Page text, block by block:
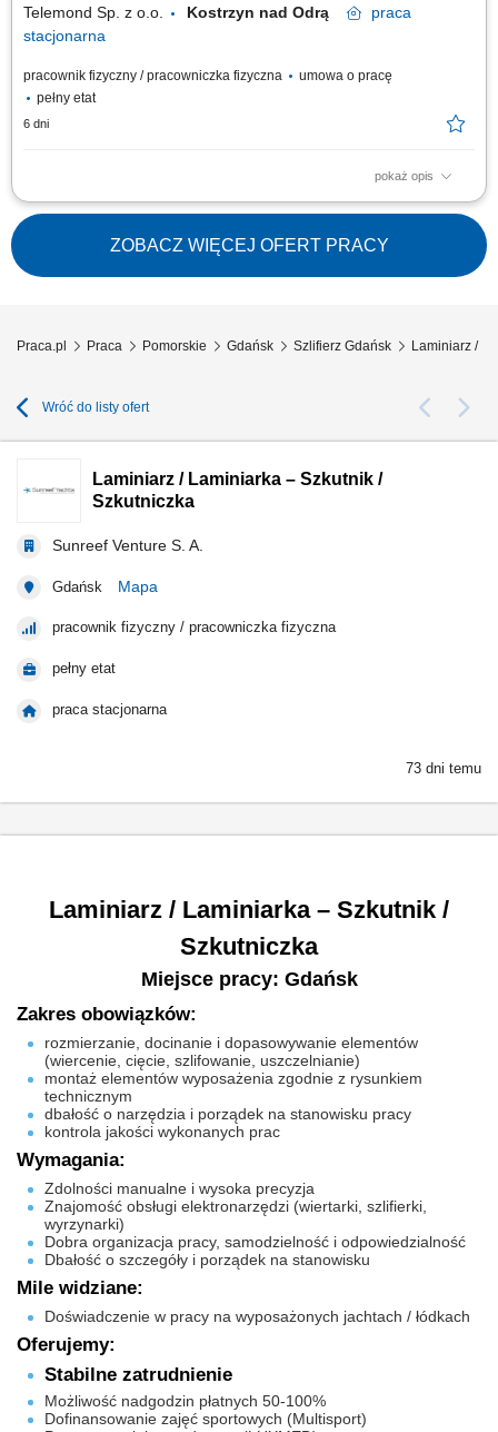
Telemond Sp. z o.o. Kostrzyn nad Odrą
praca
stacjonarna
pracownik fizyczny / pracowniczka fizyczna
umowa o pracę
pełny etat
6 dni
pokaż opis
Czym się będziesz zajmować: Szlifowaniem elementów; Kontrolą jakości
wykonanych detali; Dbaniem o powierzone mienie oraz o porządek na
stanowisku pracy.ZOBACZ WIĘCEJ OFERT PRACY
Praca.pl Praca Pomorskie Gdańsk Szlifierz Gdańsk Laminiarz /
Wróć do listy ofert
Laminiarz / Laminiarka – Szkutnik /
Szkutniczka
Sunreef Venture S. A.
Gdańsk Mapa
pracownik fizyczny / pracowniczka fizyczna
pełny etat
praca stacjonarna
73 dni temu
Laminiarz / Laminiarka – Szkutnik /
Szkutniczka
Miejsce pracy: Gdańsk
Zakres obowiązków:
rozmierzanie, docinanie i dopasowywanie elementów
(wiercenie, cięcie, szlifowanie, uszczelnianie)
montaż elementów wyposażenia zgodnie z rysunkiem
technicznym
dbałość o narzędzia i porządek na stanowisku pracy
kontrola jakości wykonanych prac
Wymagania:
Zdolności manualne i wysoka precyzja
Znajomość obsługi elektronarzędzi (wiertarki, szlifierki,
wyrzynarki)
Dobra organizacja pracy, samodzielność i odpowiedzialność
Dbałość o szczegóły i porządek na stanowisku
Mile widziane:
Doświadczenie w pracy na wyposażonych jachtach / łódkach
Oferujemy:
Stabilne zatrudnienie
Możliwość nadgodzin płatnych 50-100%
Dofinansowanie zajęć sportowych (Multisport)